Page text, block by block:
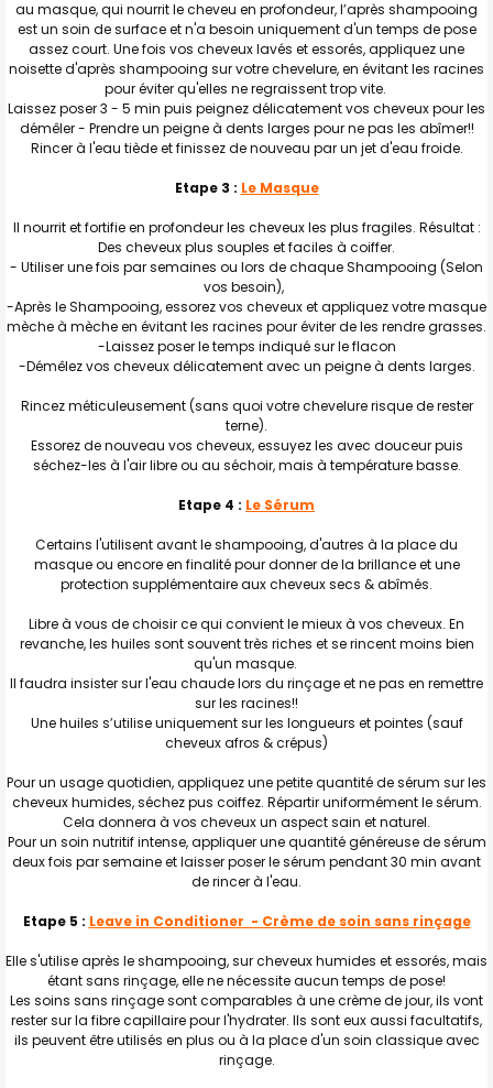
au masque, qui nourrit le cheveu en profondeur, l’après shampooing
est un soin de surface et n'a besoin uniquement d'un temps de pose
assez court. Une fois vos cheveux lavés et essorés, appliquez une
noisette d'après shampooing sur votre chevelure, en évitant les racines
pour éviter qu'elles ne regraissent trop vite.
Laissez poser 3 - 5 min puis peignez délicatement vos cheveux pour les
démêler - Prendre un peigne à dents larges pour ne pas les abîmer!!
Rincer à l'eau tiède et finissez de nouveau par un jet d'eau froide.
Etape 3 : Le Masque
Il nourrit et fortifie en profondeur les cheveux les plus fragiles. Résultat :
Des cheveux plus souples et faciles à coiffer.
- Utiliser une fois par semaines ou lors de chaque Shampooing (Selon
vos besoin),
-Après le Shampooing, essorez vos cheveux et appliquez votre masque
mèche à mèche en évitant les racines pour éviter de les rendre grasses.
-Laissez poser le temps indiqué sur le flacon
-Démêlez vos cheveux délicatement avec un peigne à dents larges.
Rincez méticuleusement (sans quoi votre chevelure risque de rester
terne).
Essorez de nouveau vos cheveux, essuyez les avec douceur puis
séchez-les à l'air libre ou au séchoir, mais à température basse.
Etape 4 : Le Sérum
Certains l'utilisent avant le shampooing, d'autres à la place du
masque ou encore en finalité pour donner de la brillance et une
protection supplémentaire aux cheveux secs & abîmés.
Libre à vous de choisir ce qui convient le mieux à vos cheveux. En
revanche, les huiles sont souvent très riches et se rincent moins bien
qu'un masque.
Il faudra insister sur l'eau chaude lors du rinçage et ne pas en remettre
sur les racines!!
Une huiles s’utilise uniquement sur les longueurs et pointes (sauf
cheveux afros & crépus)
Pour un usage quotidien, appliquez une petite quantité de sérum sur les
cheveux humides, séchez pus coiffez. Répartir uniformément le sérum.
Cela donnera à vos cheveux un aspect sain et naturel.
Pour un soin nutritif intense, appliquer une quantité généreuse de sérum
deux fois par semaine et laisser poser le sérum pendant 30 min avant
de rincer à l'eau.
Etape 5 : Leave in Conditioner - Crème de soin sans rinçage
Elle s'utilise après le shampooing, sur cheveux humides et essorés, mais
étant sans rinçage, elle ne nécessite aucun temps de pose!
Les soins sans rinçage sont comparables à une crème de jour, ils vont
rester sur la fibre capillaire pour l'hydrater. Ils sont eux aussi facultatifs,
ils peuvent être utilisés en plus ou à la place d'un soin classique avec
rinçage.